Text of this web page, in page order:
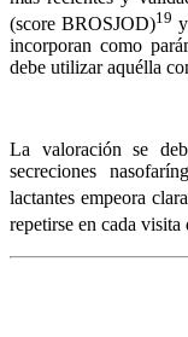
(score BROSJOD)19
incorporan como
debe utilizar aquélla
La valoración se
secreciones
lactantes empeora
repetirse en cada visita